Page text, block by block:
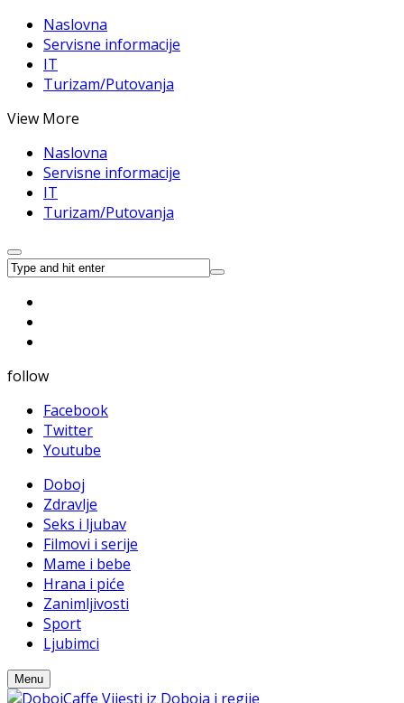
Naslovna
Servisne informacije
IT
Turizam/Putovanja
View More
Naslovna
Servisne informacije
IT
Turizam/Putovanja
follow
Facebook
Twitter
Youtube
Doboj
Zdravlje
Seks i ljubav
Filmovi i serije
Mame i bebe
Hrana i piće
Zanimljivosti
Sport
Ljubimci
Menu